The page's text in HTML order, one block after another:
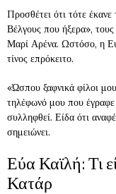
Προσθέτει ότι τότε
Βέλγους που ήξερα»,
Μαρί Αρένα. Ωστόσο, η
τίνος επρόκειτο.
«Ώσπου ξαφνικά φίλοι
τηλέφωνό μου που έγραφε
συλληφθεί. Είδα ότι
σημειώνει.
Εύα Καϊλή: Τι
Κατάρ